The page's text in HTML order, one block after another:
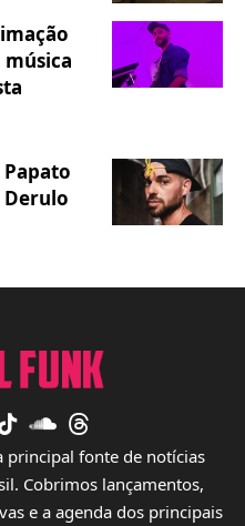
Derulo
principal fonte de notícias
Cobrimos lançamentos,
e a agenda dos principais